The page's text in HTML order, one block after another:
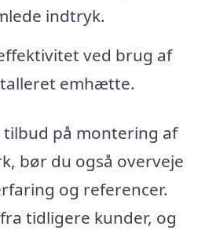
indtryk.
ved brug af
emhætte.
på montering af
bør du også overveje
og referencer.
tidligere kunder, og